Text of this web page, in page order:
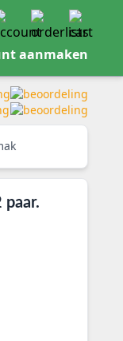
aanmaken